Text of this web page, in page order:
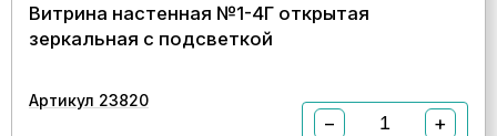
Витрина настенная №1-4Г открытая
зеркальная с подсветкой
Артикул 23820
− +